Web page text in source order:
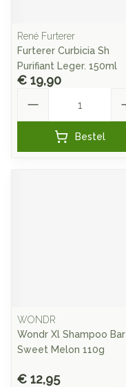
René Furterer
Furterer Curbicia Sh
Purifiant Leger. 150ml
€ 19,90
Bestel
WONDR
Wondr Xl Shampoo Bar
Sweet Melon 110g
€ 12,95